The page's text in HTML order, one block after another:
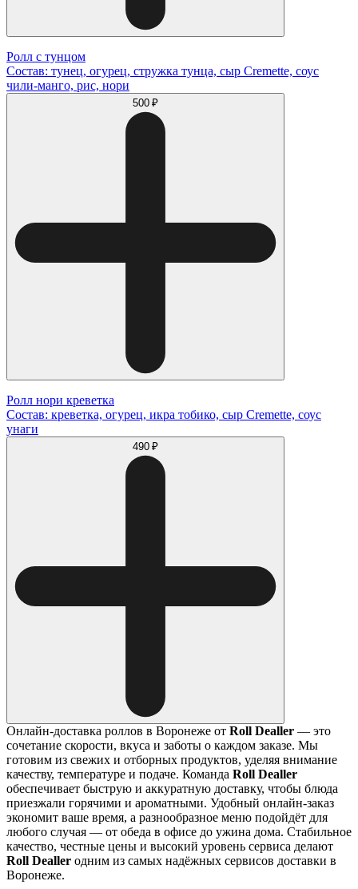
Ролл с тунцом
Состав: тунец, огурец, стружка тунца, сыр Cremette, соус
чили-манго, рис, нори
500 ₽
Ролл нори креветка
Состав: креветка, огурец, икра тобико, сыр Cremette, соус
унаги
490 ₽
Онлайн-доставка роллов в Воронеже от Roll Dealler — это
сочетание скорости, вкуса и заботы о каждом заказе. Мы
готовим из свежих и отборных продуктов, уделяя внимание
качеству, температуре и подаче. Команда Roll Dealler
обеспечивает быструю и аккуратную доставку, чтобы блюда
приезжали горячими и ароматными. Удобный онлайн-заказ
экономит ваше время, а разнообразное меню подойдёт для
любого случая — от обеда в офисе до ужина дома. Стабильное
качество, честные цены и высокий уровень сервиса делают
Roll Dealler одним из самых надёжных сервисов доставки в
Воронеже.